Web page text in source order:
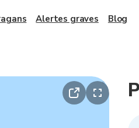
Alertes graves Blog